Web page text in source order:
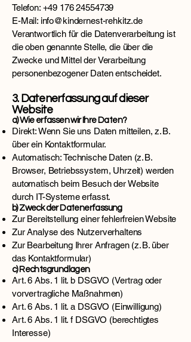
Telefon: +49 176 24554739
E-Mail: info@kindernest-rehkitz.de
Verantwortlich für die Datenverarbeitung ist
die oben genannte Stelle, die über die
Zwecke und Mittel der Verarbeitung
personenbezogener Daten entscheidet.
3. Datenerfassung auf dieser
Website
a) Wie erfassen wir Ihre Daten?
Direkt: Wenn Sie uns Daten mitteilen, z. B.
über ein Kontaktformular.
Automatisch: Technische Daten (z. B.
Browser, Betriebssystem, Uhrzeit) werden
automatisch beim Besuch der Website
durch IT-Systeme erfasst.
b) Zweck der Datenerfassung
Zur Bereitstellung einer fehlerfreien Website
Zur Analyse des Nutzerverhaltens
Zur Bearbeitung Ihrer Anfragen (z. B. über
das Kontaktformular)
c) Rechtsgrundlagen
Art. 6 Abs. 1 lit. b DSGVO (Vertrag oder
vorvertragliche Maßnahmen)
Art. 6 Abs. 1 lit. a DSGVO (Einwilligung)
Art. 6 Abs. 1 lit. f DSGVO (berechtigtes
Interesse)